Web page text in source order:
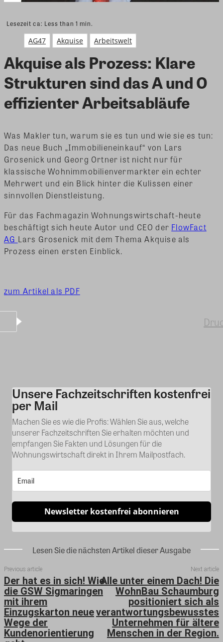
Lesezeit ca: Less than 1 min.
AG47 Akquise Arbeitswelt
Akquise als Prozess: Klare
Strukturen sind das A und O
effizienter Arbeitsabläufe
Was Makler tun, warum sie es tun und wie sie es tun:
Das neue Buch „Immobilieneinkauf“ von Lars
Grosenick und Georg Ortner ist nicht nur für
klassische Wohnimmobilienvermarkter ein echter
Mehrwert und ein Blick hinter die Kulissen einer
sinnvollen Dienstleistung.
Für das Fachmagazin Wohnungswirtschaft-heute
beschäftigt sich heute Autor und CEO der FlowFact
AG Lars Grosenick mit dem Thema Akquise als
Prozess einen ersten Einblick.
zum Artikel als PDF
Kommentar
Unsere Fachzeitschriften kostenfrei
per Mail
Machen Sie es wie die Profis: Wählen Sie aus, welche
unserer Fachzeitschriften Sie erhalten möchten und
empfangen Sie Fakten und Lösungen für die
Wohnungswirtschaft direkt in Ihrem Mailpostfach.
Newsletter kostenfrei abonnieren
Lesen Sie die nächsten Artikel dieser Ausgabe
Previous article
Der hat es in sich! Wie
die GSW Sigmaringen
mit ihrem
Einzugskarton neue
Wege der
Kundenorientierung
Next article
Alle unter einem Dach! Die
WohnBau Schaumburg
positioniert sich als
verantwortungsbewusstes
Unternehmen für ältere
Menschen in der Region.